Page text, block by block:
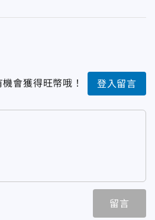
會獲得旺幣哦！ 登入留言
留言